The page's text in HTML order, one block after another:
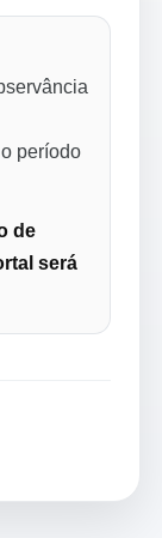
período
de
será